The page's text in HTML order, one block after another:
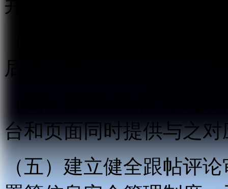
并经被收集者同意。
后发制度。
台和页面同时提供与之
（五）建立健全跟帖评